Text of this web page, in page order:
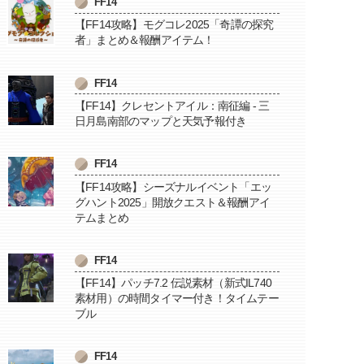
【FF14攻略】モグコレ2025「奇譚の探究
者」まとめ＆報酬アイテム！
FF14
【FF14】クレセントアイル：南征編 - 三
日月島南部のマップと天気予報付き
FF14
【FF14攻略】シーズナルイベント「エッ
グハント2025」開放クエスト＆報酬アイ
テムまとめ
FF14
【FF14】パッチ7.2 伝説素材（新式IL740
素材用）の時間タイマー付き！タイムテー
ブル
FF14